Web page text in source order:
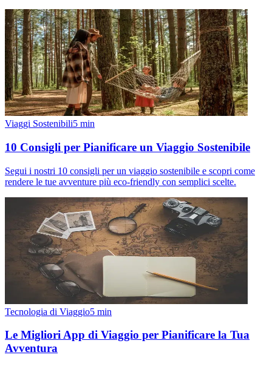
Viaggi Sostenibili5 min
10 Consigli per Pianificare un Viaggio Sostenibile
Segui i nostri 10 consigli per un viaggio sostenibile e scopri come
rendere le tue avventure più eco-friendly con semplici scelte.
Tecnologia di Viaggio5 min
Le Migliori App di Viaggio per Pianificare la Tua
Avventura